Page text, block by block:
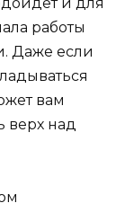
работы
Даже если
вам
верх над